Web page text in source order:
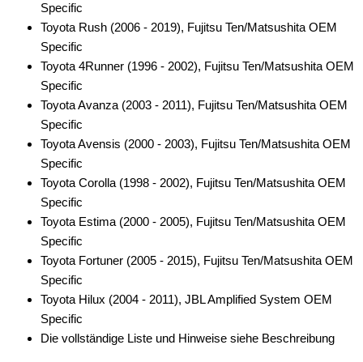
Specific
Toyota Rush (2006 - 2019), Fujitsu Ten/Matsushita OEM
Specific
Toyota 4Runner (1996 - 2002), Fujitsu Ten/Matsushita OEM
Specific
Toyota Avanza (2003 - 2011), Fujitsu Ten/Matsushita OEM
Specific
Toyota Avensis (2000 - 2003), Fujitsu Ten/Matsushita OEM
Specific
Toyota Corolla (1998 - 2002), Fujitsu Ten/Matsushita OEM
Specific
Toyota Estima (2000 - 2005), Fujitsu Ten/Matsushita OEM
Specific
Toyota Fortuner (2005 - 2015), Fujitsu Ten/Matsushita OEM
Specific
Toyota Hilux (2004 - 2011), JBL Amplified System OEM
Specific
Die vollständige Liste und Hinweise siehe Beschreibung